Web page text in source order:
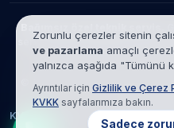
servis kapsamındaki cihazlar
tanımlama amaçlıdır; yetkili
© 2026 SRT Elektronik Analiz
Şirketi. Tüm
KVKK
Çerez Politikası
Zorunlu çerezler sitenin
ve pazarlama amaçlı
yalnızca aşağıda "Tümünü
Ayrıntılar için Gizlilik ve Çerez
KVKK sayfalarımıza bakın.
Sadece